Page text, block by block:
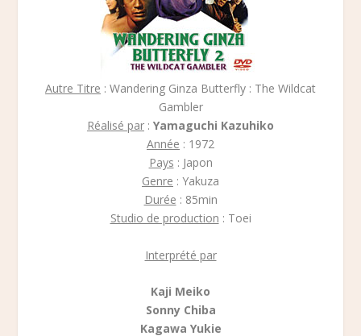
Autre Titre : Wandering Ginza Butterfly : The Wildcat
Gambler
Réalisé par : Yamaguchi Kazuhiko
Année : 1972
Pays : Japon
Genre : Yakuza
Durée : 85min
Studio de production : Toei
Interprété par
Kaji Meiko
Sonny Chiba
Kagawa Yukie